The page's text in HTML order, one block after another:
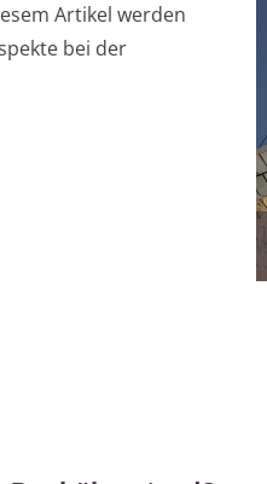
Artikel werden
bei der